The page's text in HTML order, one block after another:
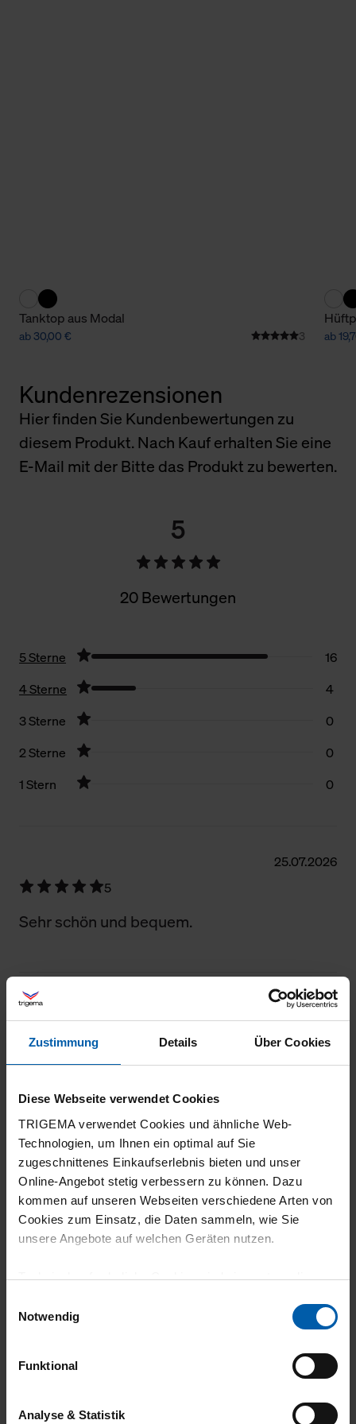
Zustimmung Details Über Cookies
Diese Webseite verwendet Cookies
TRIGEMA verwendet Cookies und ähnliche Web-
Technologien, um Ihnen ein optimal auf Sie
zugeschnittenes Einkaufserlebnis bieten und unser
Online-Angebot stetig verbessern zu können. Dazu
kommen auf unseren Webseiten verschiedene Arten von
Cookies zum Einsatz, die Daten sammeln, wie Sie
unsere Angebote auf welchen Geräten nutzen.
Technisch erforderliche Cookies sind eine notwendige
grundlegende Funktionen wie etwa zur Auswahl und
gewährleisten.
Für die Darstellung personalisierter Angebote, Anzeigen
Notwendig
Funktional
Analyse & Statistik
Tanktop aus Modal
ab 30,00 € 3 ab
Kundenrezensionen
Hier finden Sie Kundenbewertungen zu
diesem Produkt. Nach Kauf erhalten Sie eine
E-Mail mit der Bitte das Produkt zu bewerten.
5
20 Bewertungen
5 Sterne
16
4 Sterne
4
3 Sterne
0
2 Sterne
0
1 Stern
0
25.07.2026
5
Sehr schön und bequem.
18.07.2026
Wunderbares Material und perfekte
Passform
09.07.2026
4
Produkt very ok.Hatte auf mehr
Badeanzügen wohl schwierig…
27.06.2026